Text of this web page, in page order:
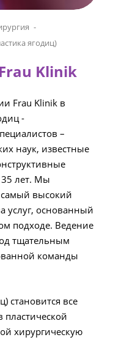
ягодиц)
Klinik
Frau Klinik в
-
–
наук, известные
35 лет. Мы
самый высокий
услуг, основанный
подходе. Ведение
тщательным
команды
становится все
пластической
хирургическую